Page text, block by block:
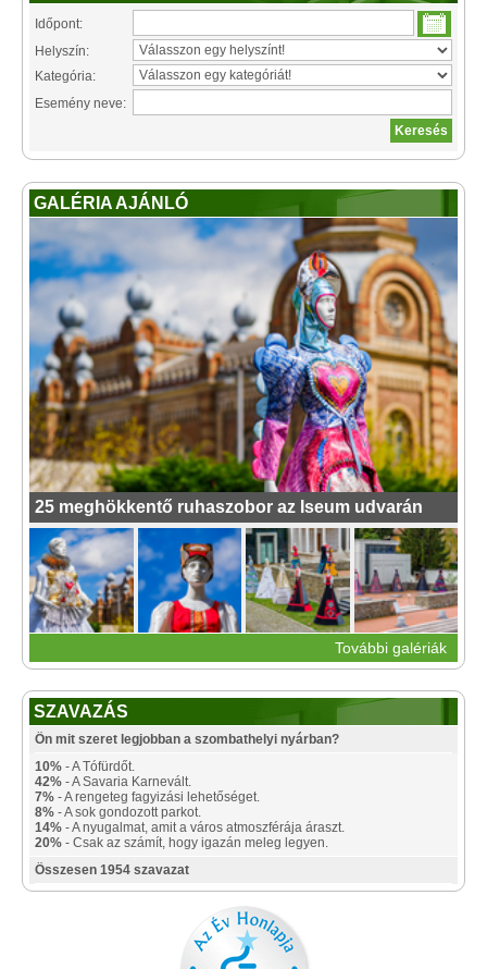
Időpont:
Helyszín:
Kategória:
Esemény neve:
GALÉRIA AJÁNLÓ
25 meghökkentő ruhaszobor az Iseum udvarán
További galériák
SZAVAZÁS
Ön mit szeret legjobban a szombathelyi nyárban?
10% - A Tófürdőt.
42% - A Savaria Karnevált.
7% - A rengeteg fagyizási lehetőséget.
8% - A sok gondozott parkot.
14% - A nyugalmat, amit a város atmoszférája áraszt.
20% - Csak az számít, hogy igazán meleg legyen.
Összesen 1954 szavazat